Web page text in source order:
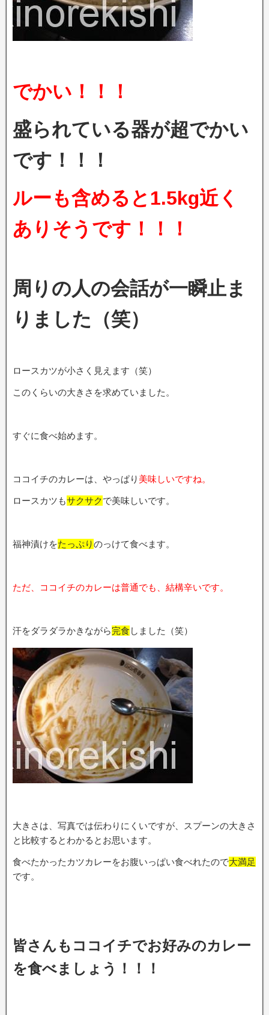
でかい！！！
盛られている器が超でかい
です！！！
ルーも含めると1.5kg近く
ありそうです！！！
周りの人の会話が一瞬止ま
りました（笑）
ロースカツが小さく見えます（笑）
このくらいの大きさを求めていました。
すぐに食べ始めます。
ココイチのカレーは、やっぱり 美味しいですね。
ロースカツもサクサクで美味しいです。
福神漬けをたっぷりのっけて食べます。
ただ、ココイチのカレーは普通でも、結構辛いです。
汗をダラダラかきながら完食 しました（笑）
大きさは、写真では伝わりにくいですが、スプーンの大きさ
と比較するとわかるとお思います。
食べたかったカツカレーをお腹いっぱい食べれたので大満足
です。
皆さんもココイチでお好みのカレー
を食べましょう！！！